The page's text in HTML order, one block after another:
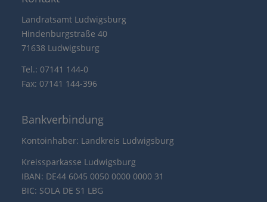
Landratsamt Ludwigsburg
Hindenburgstraße 40
71638 Ludwigsburg
Tel.: 07141 144-0
Fax: 07141 144-396
Bankverbindung
Kontoinhaber: Landkreis Ludwigsburg
Kreissparkasse Ludwigsburg
IBAN: DE44 6045 0050 0000 0000 31
BIC: SOLA DE S1 LBG